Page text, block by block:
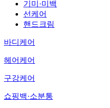
기미·미백
선케어
핸드크림
바디케어
헤어케어
구강케어
쇼핑백·소분통